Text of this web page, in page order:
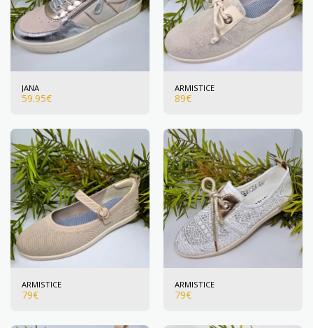
JANA
59.95€
ARMISTICE
89€
ARMISTICE
79€
ARMISTICE
79€